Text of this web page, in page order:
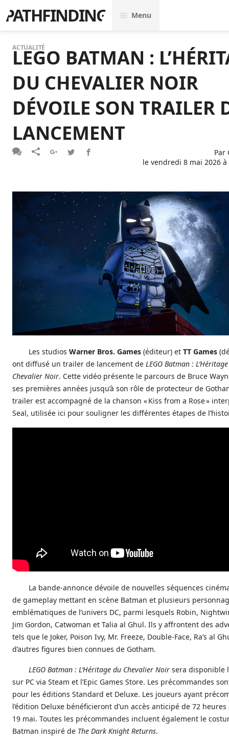
PATHFINDING Menu
ACTUALITÉ
LEGO BATMAN :
DU CHEVALIER NOIR
DÉVOILE SON TRAILER
LANCEMENT
Par
le vendredi 8 mai 2026 à
Les studios Warner Bros. Games (éditeur) et TT Games
ont diffusé un trailer de lancement de LEGO Batman :
Chevalier Noir. Cette vidéo présente le parcours de Bruce
ses premières années jusqu’à son rôle de protecteur de
trailer est accompagné de la chanson « Kiss from a Rose »
Seal, utilisée ici pour souligner les différentes étapes de
La bande‑annonce dévoile de nouvelles séquences
de gameplay mettant en scène Batman et plusieurs
emblématiques de l’univers DC, parmi lesquels Robin,
Jim Gordon, Catwoman et Talia al Ghul. Ils y affrontent des
tels que le Joker, Poison Ivy, Mr. Freeze, Double‑Face, Ra’s al
d’autres figures bien connues de Gotham.
LEGO Batman : L’Héritage du Chevalier Noir sera disponible
sur PC via Steam et l’Epic Games Store. Les précommandes
pour les éditions Standard et Deluxe. Les joueurs ayant
l’édition Deluxe bénéficieront d’un accès anticipé de 72
19 mai. Toutes les précommandes incluent également le
Batman inspiré de The Dark Knight Returns.